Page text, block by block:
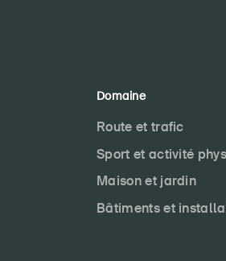
Domaine
Route et trafic
Sport et activité
Maison et jardin
Bâtiments et